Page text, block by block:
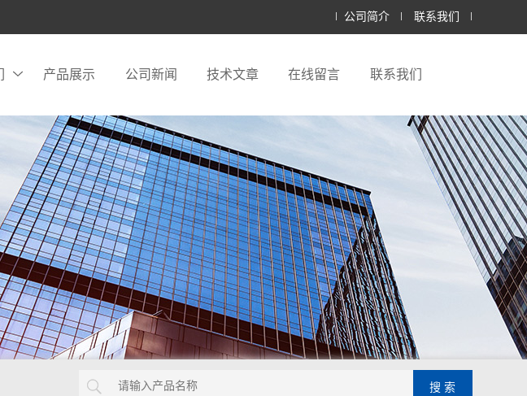
公司简介 联系我们
产品展示 公司新闻 技术文章 在线留言 联系我们